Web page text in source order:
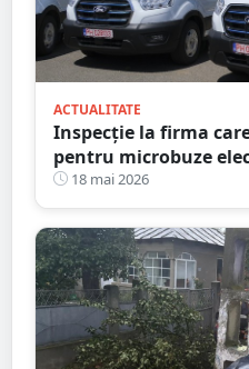
ACTUALITATE
Inspecție la firma
pentru microbuze
Consiliul Concurenței
18 mai 2026